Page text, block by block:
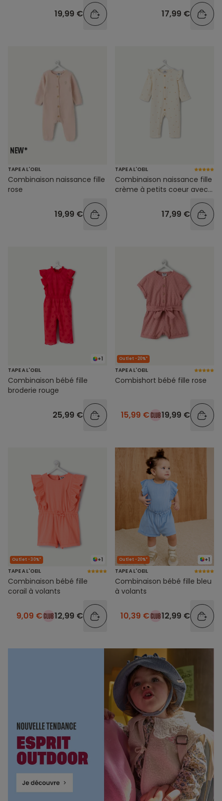
19,99 € 17,99 €
TAPE A L'OEIL
Combinaison naissance fille
rose
19,99 €
TAPE A L'OEIL
Combinaison naissance fille
crème à petits coeur avec
17,99 €
+1
TAPE A L'OEIL
Combinaison bébé fille
broderie rouge
25,99 €
Outlet -20%*
TAPE A L'OEIL
Combishort bébé fille rose
15,99 € 19,99 €
+1
Outlet -30%*
TAPE A L'OEIL
Combinaison bébé fille
corail à volants
9,09 € 12,99 €
+1
Outlet -20%*
TAPE A L'OEIL
Combinaison bébé fille bleu
à volants
10,39 € 12,99 €